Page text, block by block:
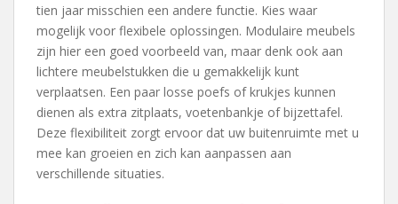
tien jaar misschien een andere functie. Kies waar
mogelijk voor flexibele oplossingen. Modulaire meubels
zijn hier een goed voorbeeld van, maar denk ook aan
lichtere meubelstukken die u gemakkelijk kunt
verplaatsen. Een paar losse poefs of krukjes kunnen
dienen als extra zitplaats, voetenbankje of bijzettafel.
Deze flexibiliteit zorgt ervoor dat uw buitenruimte met u
mee kan groeien en zich kan aanpassen aan
verschillende situaties.